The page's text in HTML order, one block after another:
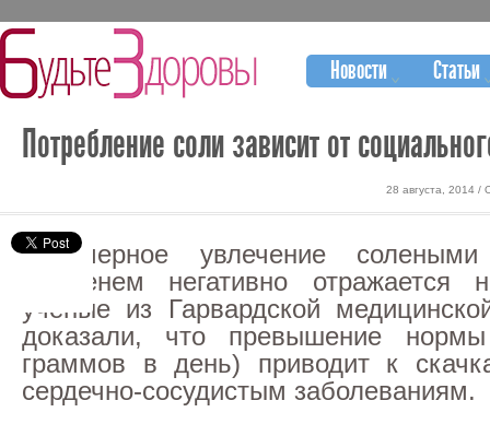
Новости Статьи
Потребление соли зависит от
28 августа, 2014 /
Чрезмерное увлечение
временем негативно отражается
ученые из Гарвардской
доказали, что превышение
граммов в день) приводит к
сердечно-сосудистым заболеваниям.